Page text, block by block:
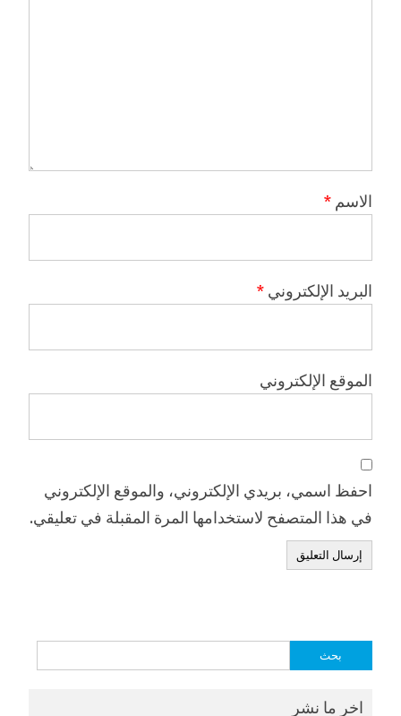
الاسم *
البريد الإلكتروني *
الموقع الإلكتروني
احفظ اسمي، بريدي الإلكتروني، والموقع الإلكتروني
في هذا المتصفح لاستخدامها المرة المقبلة في تعليقي.
البحث
اخر ما نشر